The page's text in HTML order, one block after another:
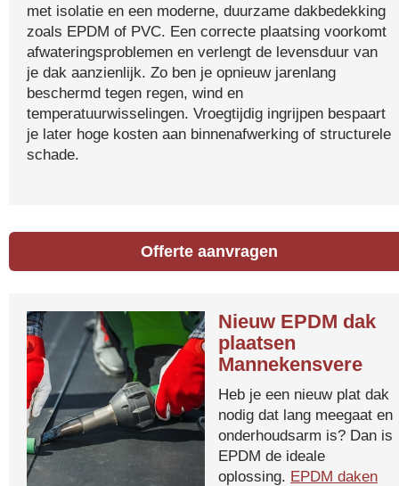
met isolatie en een moderne, duurzame dakbedekking
zoals EPDM of PVC. Een correcte plaatsing voorkomt
afwateringsproblemen en verlengt de levensduur van
je dak aanzienlijk. Zo ben je opnieuw jarenlang
beschermd tegen regen, wind en
temperatuurwisselingen. Vroegtijdig ingrijpen bespaart
je later hoge kosten aan binnenafwerking of structurele
schade.
Offerte aanvragen
Nieuw EPDM dak
plaatsen
Mannekensvere
Heb je een nieuw plat dak
nodig dat lang meegaat en
onderhoudsarm is? Dan is
EPDM de ideale
oplossing. EPDM daken